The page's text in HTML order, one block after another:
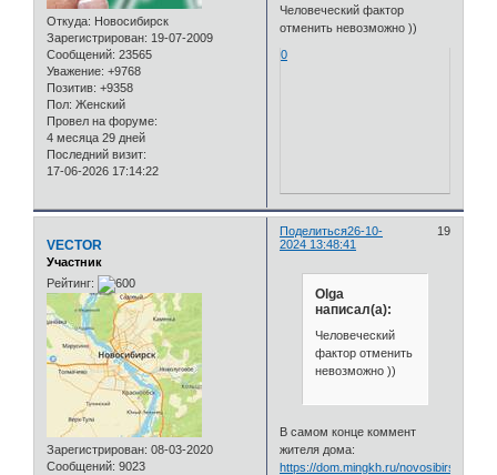
Откуда: Новосибирск
Зарегистрирован: 19-07-2009
Сообщений: 23565
Уважение: +9768
Позитив: +9358
Пол: Женский
Провел на форуме:
4 месяца 29 дней
Последний визит:
17-06-2026 17:14:22
Человеческий фактор
отменить невозможно ))
0
Поделиться 19
26-10-
2024 13:48:41
VECTOR
Участник
Рейтинг:
Зарегистрирован: 08-03-2020
Сообщений: 9023
Olga
написал(а):
Человеческий
фактор отменить
невозможно ))
В самом конце коммент
жителя дома:
https://dom.mingkh.ru/novosibirskaya-